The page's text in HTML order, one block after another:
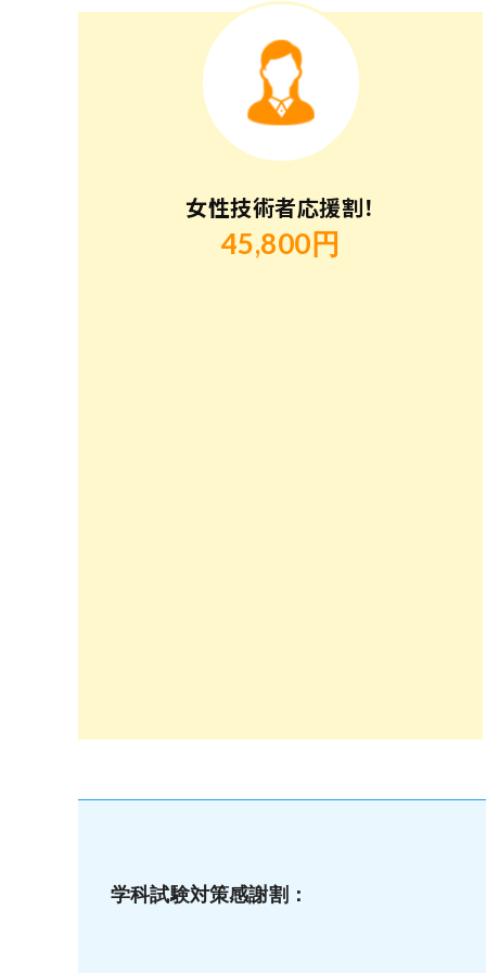
女性技術者応援割！
45,800円
学科試験対策感謝割：